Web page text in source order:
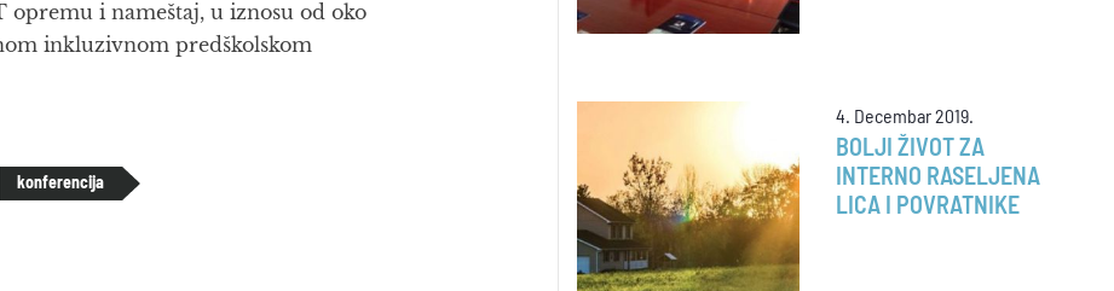
i nameštaj, u iznosu od oko
inkluzivnom predškolskom
konferencija
4. Decembar 2019.
BOLJI ŽIVOT ZA
INTERNO RASELJENA
LICA I POVRATNIKE